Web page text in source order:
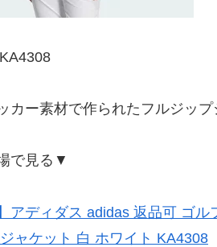
カー素材で作られたフルジップ
で見る▼
アディダス adidas 返品可 ゴ
ャケット 白 ホワイト KA4308